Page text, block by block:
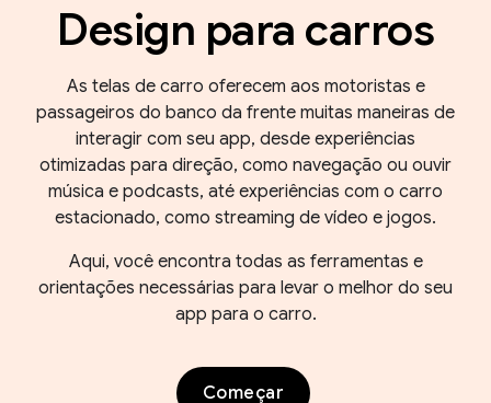
Design para carros
As telas de carro oferecem aos motoristas e
passageiros do banco da frente muitas maneiras de
interagir com seu app, desde experiências
otimizadas para direção, como navegação ou ouvir
música e podcasts, até experiências com o carro
estacionado, como streaming de vídeo e jogos.
Aqui, você encontra todas as ferramentas e
orientações necessárias para levar o melhor do seu
app para o carro.
Começar